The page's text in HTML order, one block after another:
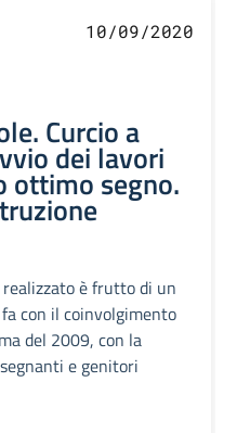
10/09/2020
Curcio a
dei lavori
ottimo segno.
realizzato è frutto di un
con il coinvolgimento
del 2009, con la
e genitori